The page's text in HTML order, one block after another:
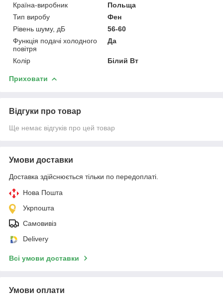
Країна-виробник
Польща
Тип виробу
Фен
Рівень шуму, дБ
56-60
Функція подачі холодного
повітря
Да
Колір Білий Вт
Приховати
Відгуки про товар
Ще немає відгуків про цей товар
Умови доставки
Доставка здійснюється тільки по передоплаті.
Нова Пошта
Укрпошта
Самовивіз
Delivery
Всі умови доставки
Умови оплати